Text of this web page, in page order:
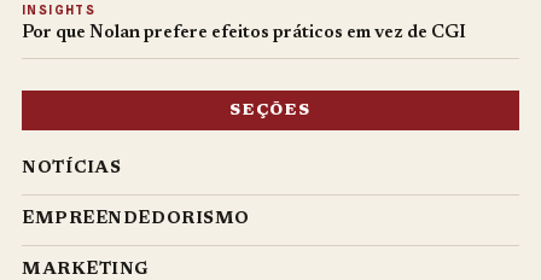
INSIGHTS
Por que Nolan prefere efeitos práticos em vez de CGI
SEÇÕES
NOTÍCIAS
EMPREENDEDORISMO
MARKETING